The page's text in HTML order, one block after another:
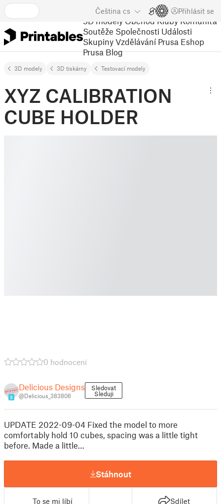
Čeština cs Přihlásit se
3D modely Obchod Kluby Komunita
Soutěže Společnosti Události
Skupiny Vzdělávání Prusa Eshop
Prusa Blog
3D modely 3D tiskárny Testovací modely
XYZ CALIBRATION
CUBE HOLDER
0 hodnocení
9
Delicious Designs
@Delicious_383806
Sledovat
Sleduji
UPDATE 2022-09-04 Fixed the model to more
comfortably hold 10 cubes, spacing was a little tight
before. Made a little…
Stáhnout
To se mi líbí Sdílet